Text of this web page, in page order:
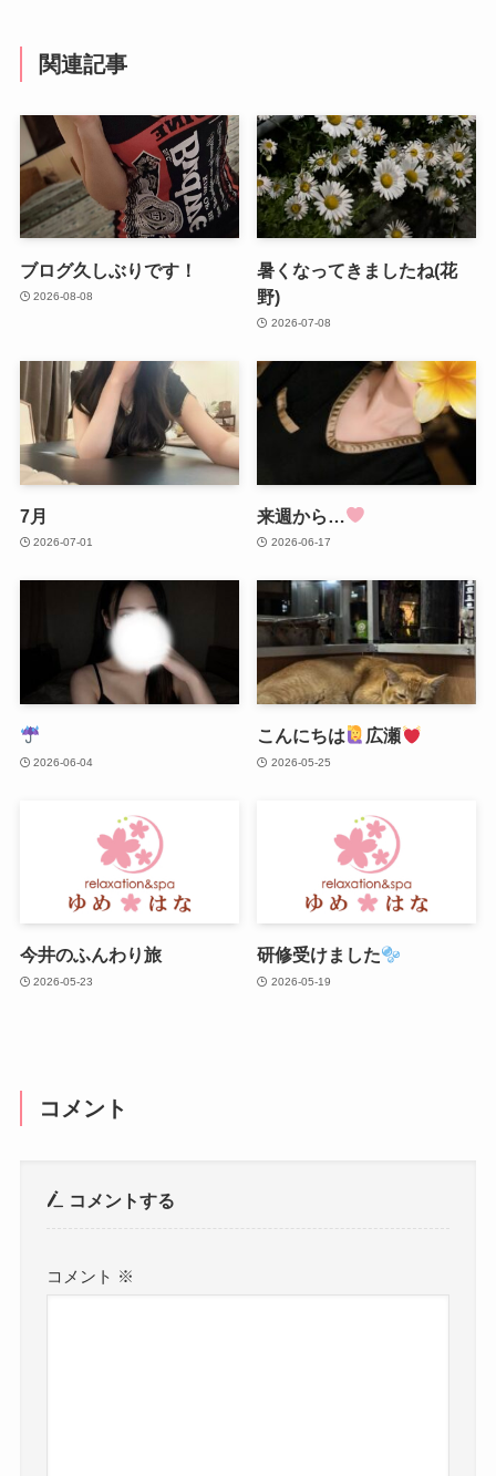
関連記事
ブログ久しぶりです！
2026-08-08
暑くなってきましたね(花
野)
2026-07-08
7月
2026-07-01
来週から…
2026-06-17
2026-06-04
こんにちは 広瀬
2026-05-25
今井のふんわり旅
2026-05-23
研修受けました
2026-05-19
コメント
コメントする
コメント ※